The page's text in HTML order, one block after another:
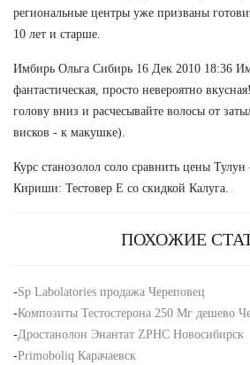
региональные центры уже призваны
10 лет и старше.
Имбирь Ольга Сибирь 16 Дек 2010 18:36
фантастическая, просто невероятно
голову вниз и расчесывайте волосы от
висков - к макушке).
Курс станозолол соло сравнить цены
Кириши: Тестовер Е со скидкой Калуга.
ПОХОЖИЕ
-Sp Labolatories продажа Череповец
-Композиты Тестостерона 250 Мг дешево
-Дростанолон Энантат ZPHC Новосибирск
-Primoboliq Карачаевск